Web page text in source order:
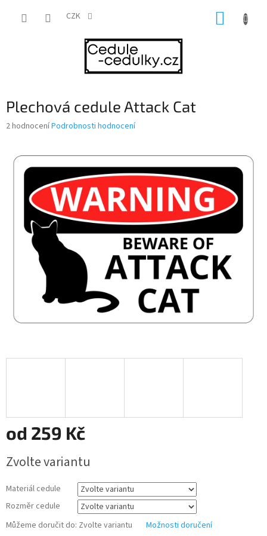
CZK
Plechová cedule Attack Cat
Průměrné
hvězdiček.
2 hodnoceníPodrobnosti hodnocení
od 259 Kč
cena:
Zvolte variantu
Materiál cedule
Rozměr cedule
Můžeme doručit do: Zvolte variantu Možnosti doručení